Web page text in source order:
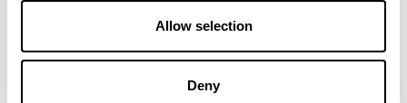
Allow selection
Deny